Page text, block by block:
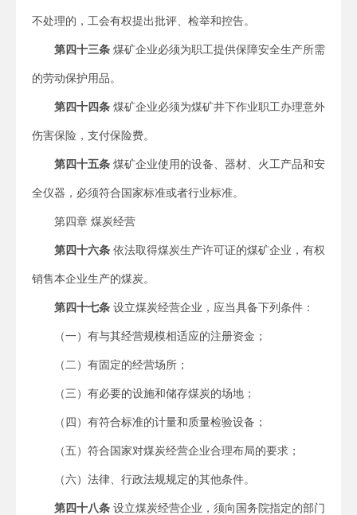
不处理的，工会有权提出批评、检举和控告。
第四十三条 煤矿企业必须为职工提供保障安全生产所需
的劳动保护用品。
第四十四条 煤矿企业必须为煤矿井下作业职工办理意外
伤害保险，支付保险费。
第四十五条 煤矿企业使用的设备、器材、火工产品和安
全仪器，必须符合国家标准或者行业标准。
第四章 煤炭经营
第四十六条 依法取得煤炭生产许可证的煤矿企业，有权
销售本企业生产的煤炭。
第四十七条 设立煤炭经营企业，应当具备下列条件：
（一）有与其经营规模相适应的注册资金；
（二）有固定的经营场所；
（三）有必要的设施和储存煤炭的场地；
（四）有符合标准的计量和质量检验设备；
（五）符合国家对煤炭经营企业合理布局的要求；
（六）法律、行政法规规定的其他条件。
第四十八条 设立煤炭经营企业，须向国务院指定的部门